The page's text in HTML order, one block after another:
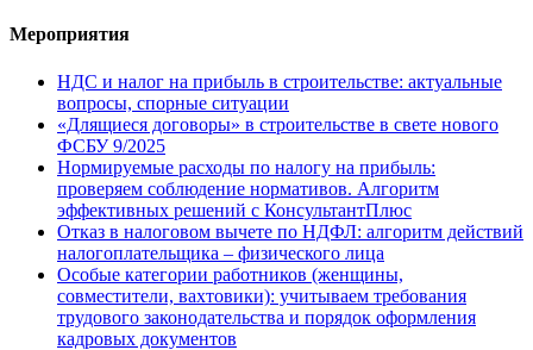
Мероприятия
НДС и налог на прибыль в строительстве: актуальные
вопросы, спорные ситуации
«Длящиеся договоры» в строительстве в свете нового
ФСБУ 9/2025
Нормируемые расходы по налогу на прибыль:
проверяем соблюдение нормативов. Алгоритм
эффективных решений с КонсультантПлюс
Отказ в налоговом вычете по НДФЛ: алгоритм действий
налогоплательщика – физического лица
Особые категории работников (женщины,
совместители, вахтовики): учитываем требования
трудового законодательства и порядок оформления
кадровых документов